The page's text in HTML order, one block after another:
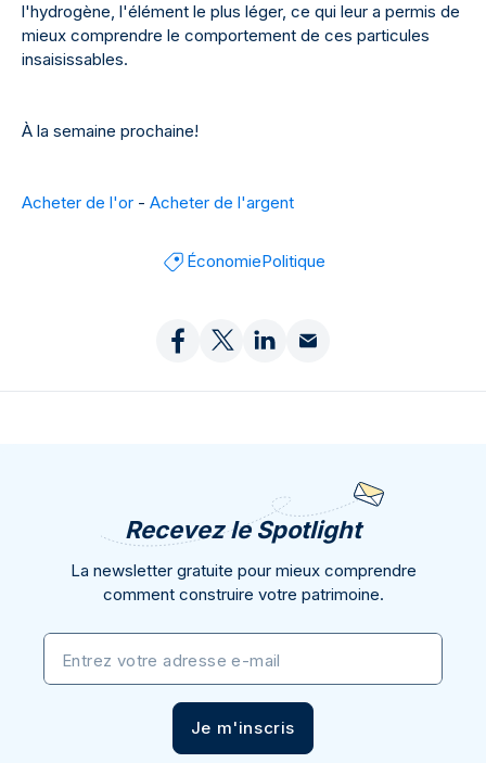
l'hydrogène, l'élément le plus léger, ce qui leur a permis de
mieux comprendre le comportement de ces particules
insaisissables.
À la semaine prochaine!
Acheter de l'or - Acheter de l'argent
ÉconomiePolitique
Recevez le Spotlight
La newsletter gratuite pour mieux comprendre
comment construire votre patrimoine.
Entrez votre adresse e-mail
Je m'inscris